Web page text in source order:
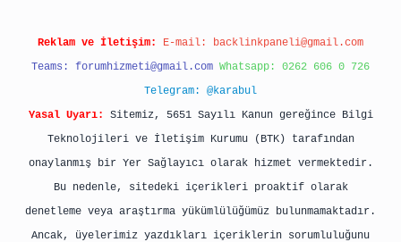
Reklam ve İletişim: E-mail: backlinkpaneli@gmail.com
Teams: forumhizmeti@gmail.com Whatsapp: 0262 606 0 726
Telegram: @karabul
Yasal Uyarı:
Sitemiz, 5651 Sayılı Kanun gereğince Bilgi
Teknolojileri ve İletişim Kurumu (BTK) tarafından
onaylanmış bir Yer Sağlayıcı olarak hizmet vermektedir.
Bu nedenle, sitedeki içerikleri proaktif olarak
denetleme veya araştırma yükümlülüğümüz bulunmamaktadır.
Ancak, üyelerimiz yazdıkları içeriklerin sorumluluğunu